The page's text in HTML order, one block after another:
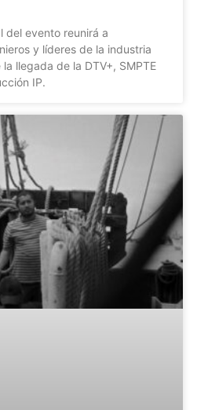
del evento reunirá a
y líderes de la industria
llegada de la DTV+, SMPTE
IP.